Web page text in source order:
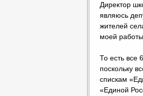
Директор
являюсь
жителей
моей
То есть все
поскольку
спискам
«Единой